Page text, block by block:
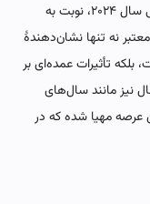
با رسیدن به ماه‌های پایانی سال ۲۰۲۴، نوبت به
جایزه معتبر نه تنها نشان‌دهندهٔ
تأثیرات عمده‌ای بر
نیز مانند سال‌های
عرصه مهیا شده که در